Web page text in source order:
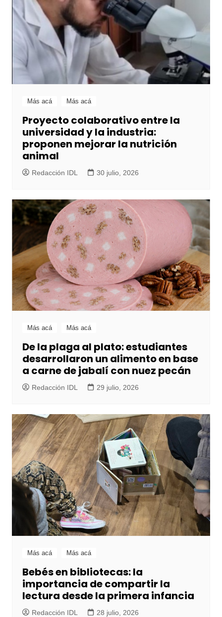
Más acá Más acá
Proyecto colaborativo entre la
universidad y la industria:
proponen mejorar la nutrición
animal
Redacción IDL 30 julio, 2026
Más acá Más acá
De la plaga al plato: estudiantes
desarrollaron un alimento en base
a carne de jabalí con nuez pecán
Redacción IDL 29 julio, 2026
Más acá Más acá
Bebés en bibliotecas: la
importancia de compartir la
lectura desde la primera infancia
Redacción IDL 28 julio, 2026